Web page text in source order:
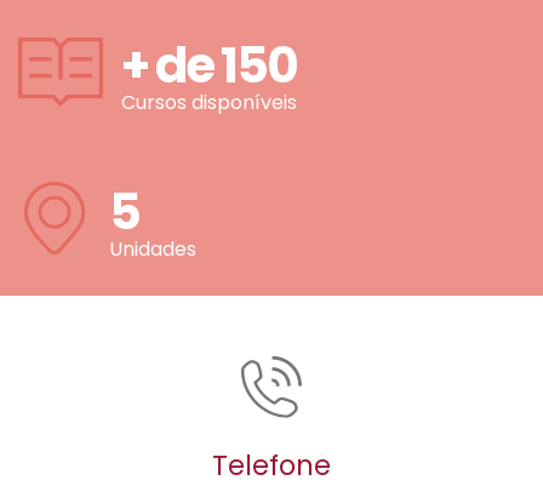
+ de150
Cursos disponíveis
5
Unidades
Telefone